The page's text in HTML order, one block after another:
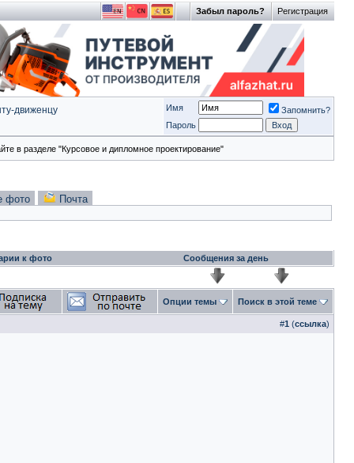
Регистрация
Забыл пароль?
движeнцу Имя
Запомнить?
Пароль
в разделе "Курсовое и дипломное проектирование"
фото Почта
к фото Сообщения за день
Опции темы Поиск в этой теме
#1 (ссылка)